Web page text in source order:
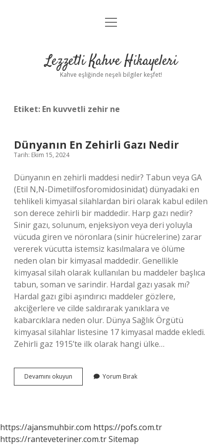
Anasayfa
Yasal Uyarı
menüyü
Lezzetli Kahve Hikayeleri
Kahve eşliğinde neşeli bilgiler keşfet!
Etiket: En kuvvetli zehir ne
Dünyanın En Zehirli Gazı Nedir
Tarih: Ekim 15, 2024
Dünyanın en zehirli maddesi nedir? Tabun veya GA
(Etil N,N-Dimetilfosforomidosinidat) dünyadaki en
tehlikeli kimyasal silahlardan biri olarak kabul edilen
son derece zehirli bir maddedir. Harp gazı nedir?
Sinir gazı, solunum, enjeksiyon veya deri yoluyla
vücuda giren ve nöronlara (sinir hücrelerine) zarar
vererek vücutta istemsiz kasılmalara ve ölüme
neden olan bir kimyasal maddedir. Genellikle
kimyasal silah olarak kullanılan bu maddeler başlıca
tabun, soman ve sarindir. Hardal gazı yasak mı?
Hardal gazı gibi aşındırıcı maddeler gözlere,
akciğerlere ve cilde saldırarak yanıklara ve
kabarcıklara neden olur. Dünya Sağlık Örgütü
kimyasal silahlar listesine 17 kimyasal madde ekledi.
Zehirli gaz 1915’te ilk olarak hangi ülke…
Devamını okuyun Dünyanın
En
Yorum Bırak
https://ajansmuhbir.com https://pofs.com.tr
https://ranteveteriner.com.trSitemap